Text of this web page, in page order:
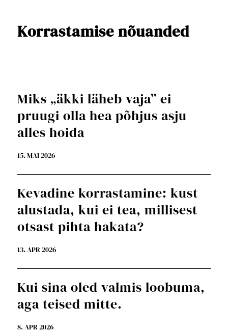
Korrastamise nõuanded
Miks „äkki läheb vaja” ei
pruugi olla hea põhjus asju
alles hoida
15. MAI 2026
Kevadine korrastamine: kust
alustada, kui ei tea, millisest
otsast pihta hakata?
13. APR 2026
Kui sina oled valmis loobuma,
aga teised mitte.
8. APR 2026